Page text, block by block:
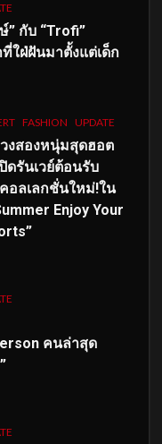
” กับ “Trofi”
ใฝ่ฝันมาตั้งแต่เด็ก
FASHION UPDATE
วงสองหนุ่มสุดฮอต
ดรันเวย์ต้อนรับ
อลเลกชั่นใหม่!ใน
Enjoy Your
คนล่าสุด